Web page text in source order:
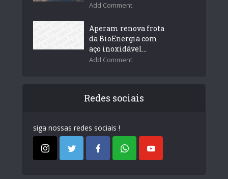
Add Comment
Aperam renova frota
da BioEnergia com
aço inoxidável...
Add Comment
Redes sociais
siga nossas redes sociais !